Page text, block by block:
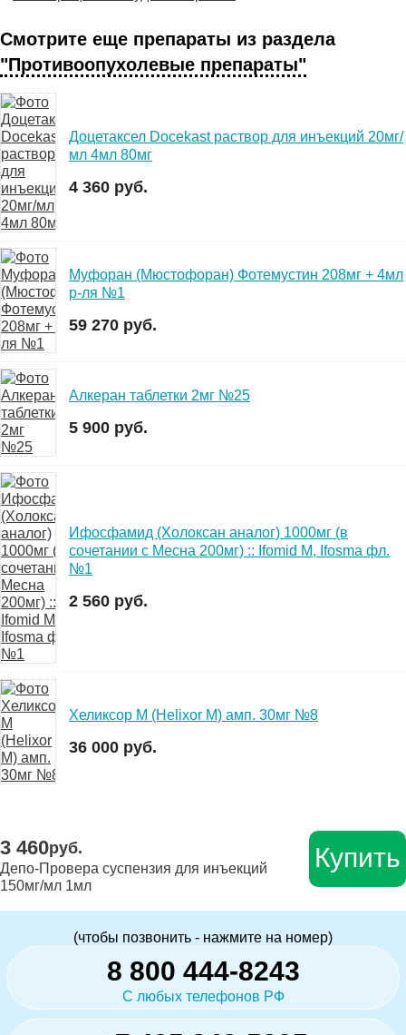
Смотрите еще препараты из раздела
"Противоопухолевые препараты"
Доцетаксел Docekast раствор для инъекций 20мг/
мл 4мл 80мг
4 360 руб.
Муфоран (Мюстофоран) Фотемустин 208мг + 4мл
р-ля №1
59 270 руб.
Алкеран таблетки 2мг №25
5 900 руб.
Ифосфамид (Холоксан аналог) 1000мг (в
сочетании с Месна 200мг) :: Ifomid M, Ifosma фл.
№1
2 560 руб.
Хеликсор М (Helixor M) амп. 30мг №8
36 000 руб.
3 460руб.
Депо-Провера суспензия для инъекций
150мг/мл 1мл
Купить
(чтобы позвонить - нажмите на номер)
8 800 444-8243
С любых телефонов РФ